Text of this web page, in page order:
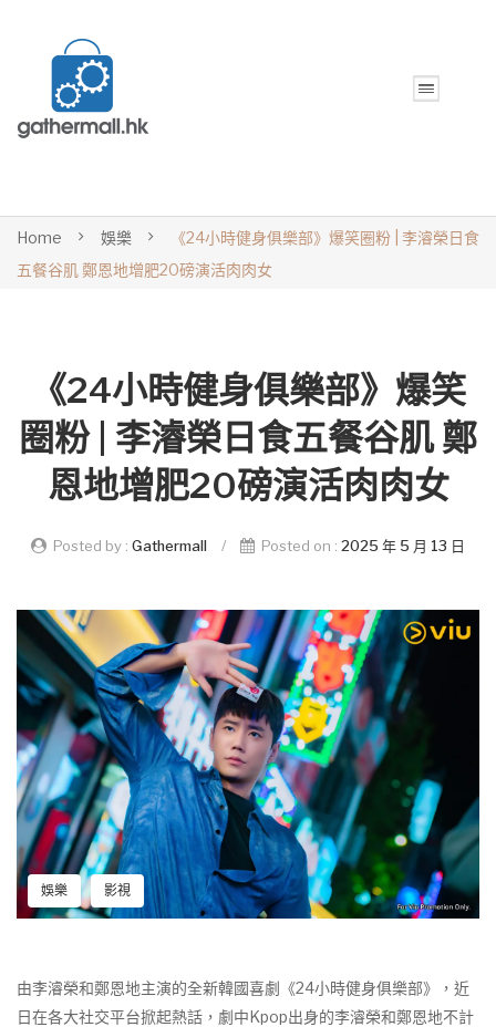
Home 娛樂
《24小時健身俱樂部》爆笑圈粉 | 李濬榮日食
五餐谷肌 鄭恩地增肥20磅演活肉肉女
《24小時健身俱樂部》爆笑
圈粉 | 李濬榮日食五餐谷肌 鄭
恩地增肥20磅演活肉肉女
Posted by : Gathermall / Posted on : 2025 年 5 月 13 日
娛樂 影視
由李濬榮和鄭恩地主演的全新韓國喜劇《24小時健身俱樂部》，近
日在各大社交平台掀起熱話，劇中Kpop出身的李濬榮和鄭恩地不計